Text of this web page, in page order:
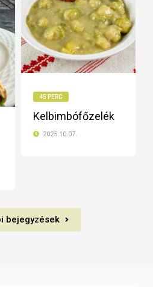
45 PERC
Kelbimbófőzelék
2025.10.07.
bejegyzések